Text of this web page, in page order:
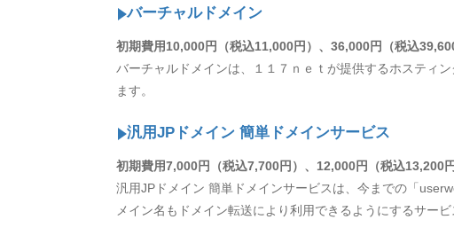
バーチャルドメイン
初期費用10,000円（税込11,000円）、36,000円（税込
バーチャルドメインは、１１７ｎｅｔが提供するホスティ
ます。
汎用JPドメイン 簡単ドメインサービス
初期費用7,000円（税込7,700円）、12,000円（税込13,200
汎用JPドメイン 簡単ドメインサービスは、今までの「
メイン名もドメイン転送により利用できるようにするサービ